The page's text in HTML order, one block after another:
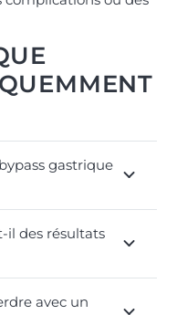
gastrique
il des résultats
avec un